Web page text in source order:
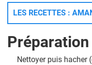
LES RECETTES :
Préparation
Nettoyer puis hacher